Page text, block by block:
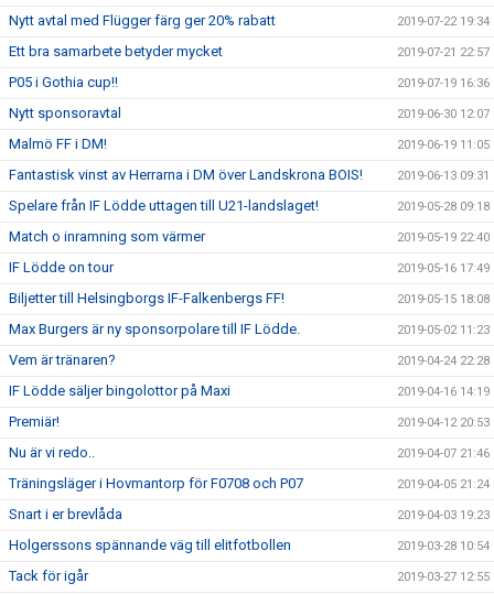
Nytt avtal med Flügger färg ger 20% rabatt 2019-07-22 19:34
Ett bra samarbete betyder mycket 2019-07-21 22:57
P05 i Gothia cup!! 2019-07-19 16:36
Nytt sponsoravtal 2019-06-30 12:07
Malmö FF i DM! 2019-06-19 11:05
Fantastisk vinst av Herrarna i DM över Landskrona BOIS! 2019-06-13 09:31
Spelare från IF Lödde uttagen till U21-landslaget! 2019-05-28 09:18
Match o inramning som värmer 2019-05-19 22:40
IF Lödde on tour 2019-05-16 17:49
Biljetter till Helsingborgs IF-Falkenbergs FF! 2019-05-15 18:08
Max Burgers är ny sponsorpolare till IF Lödde. 2019-05-02 11:23
Vem är tränaren? 2019-04-24 22:28
IF Lödde säljer bingolottor på Maxi 2019-04-16 14:19
Premiär! 2019-04-12 20:53
Nu är vi redo.. 2019-04-07 21:46
Träningsläger i Hovmantorp för F0708 och P07 2019-04-05 21:24
Snart i er brevlåda 2019-04-03 19:23
Holgerssons spännande väg till elitfotbollen 2019-03-28 10:54
Tack för igår 2019-03-27 12:55